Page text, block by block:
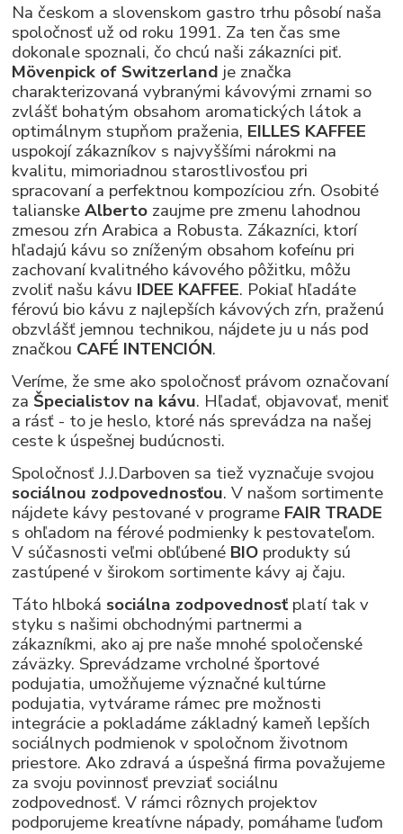
Na českom a slovenskom gastro trhu pôsobí naša
spoločnosť už od roku 1991. Za ten čas sme
dokonale spoznali, čo chcú naši zákazníci piť.
Mövenpick of Switzerlandje značka
charakterizovaná vybranými kávovými zrnami so
zvlášť bohatým obsahom aromatických látok a
optimálnym stupňom praženia, EILLES KAFFEE
uspokojí zákazníkov s najvyššími nárokmi na
kvalitu, mimoriadnou starostlivosťou pri
spracovaní a perfektnou kompozíciou zŕn. Osobité
talianskeAlberto zaujme pre zmenu lahodnou
zmesou zŕn Arabica a Robusta. Zákazníci, ktorí
hľadajú kávu so zníženým obsahom kofeínu pri
zachovaní kvalitného kávového pôžitku, môžu
zvoliť našu kávu IDEE KAFFEE. Pokiaľ hľadáte
férovú bio kávu z najlepších kávových zŕn, praženú
obzvlášť jemnou technikou, nájdete ju u nás pod
značkou CAFÉ INTENCIÓN.
Veríme, že sme ako spoločnosť právom označovaní
za Špecialistov na kávu. Hľadať, objavovať, meniť
a rásť - to je heslo, ktoré nás sprevádza na našej
ceste k úspešnej budúcnosti.
Spoločnosť J.J.Darboven sa tiež vyznačuje svojou
sociálnou zodpovednosťou. V našom sortimente
nájdete kávy pestované v programe FAIR TRADE
s ohľadom na férové ​​podmienky k pestovateľom.
V súčasnosti veľmi obľúbené BIO produkty sú
zastúpené v širokom sortimente kávy aj čaju.
Táto hlboká sociálna zodpovednosťplatí tak v
styku s našimi obchodnými partnermi a
zákazníkmi, ako aj pre naše mnohé spoločenské
záväzky. Sprevádzame vrcholné športové
podujatia, umožňujeme význačné kultúrne
podujatia, vytvárame rámec pre možnosti
integrácie a pokladáme základný kameň lepších
sociálnych podmienok v spoločnom životnom
priestore. Ako zdravá a úspešná firma považujeme
za svoju povinnosť prevziať sociálnu
zodpovednosť. V rámci rôznych projektov
podporujeme kreatívne nápady, pomáhame ľuďom